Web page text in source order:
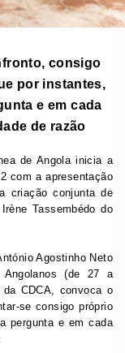
consigo
por instantes,
e em cada
de razão
de Angola inicia a
com a apresentação
criação conjunta de
Tassembédo do
Agostinho Neto
(de 27 a
CDCA, convoca o
se consigo próprio
pergunta e em cada